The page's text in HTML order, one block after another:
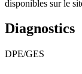
disponibles sur le
Diagnostics
DPE/GES